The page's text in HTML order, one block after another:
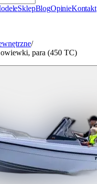
SklepBlogOpinieKontakt
/
para (450 TC)